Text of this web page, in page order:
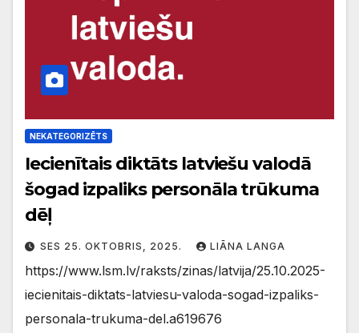
NEKATEGORIZĒTS
Iecienītais diktāts latviešu valodā
šogad izpaliks personāla trūkuma
dēļ
SES 25. OKTOBRIS, 2025. LIĀNA LANGA
https://www.lsm.lv/raksts/zinas/latvija/25.10.2025-
iecienitais-diktats-latviesu-valoda-sogad-izpaliks-
personala-trukuma-del.a619676